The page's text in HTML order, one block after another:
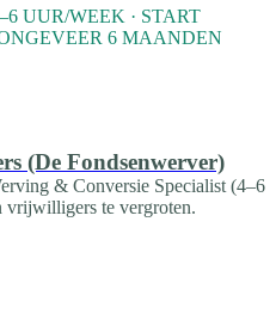
UUR/WEEK · START
6 MAANDEN
(De Fondsenwerver)
& Conversie Specialist (4–6
vrijwilligers te vergroten.